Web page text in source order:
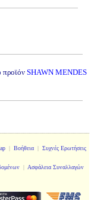
προϊόν SHAWN MENDES
| Βοήθεια| Συχνές Ερωτήσεις
| Ασφάλεια Συναλλαγών